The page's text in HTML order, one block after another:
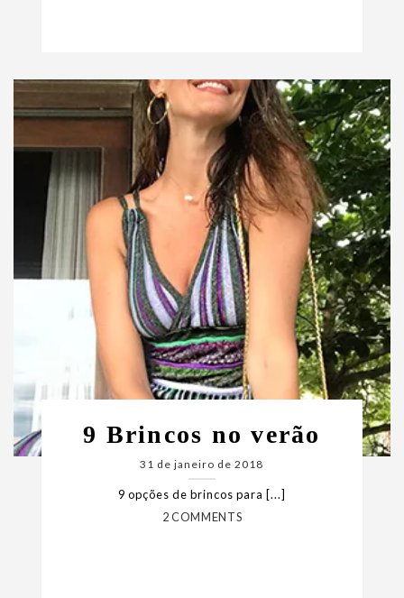
9 Brincos no verão
31 de janeiro de 2018
9 opções de brincos para [...]
2 COMMENTS